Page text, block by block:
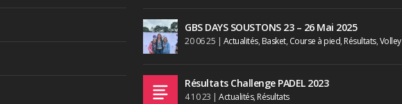
GBS DAYS SOUSTONS 23 – 26 Mai 2025
20 06 25 | Actualités, Basket, Course à pied, Résultats,Volley
Résultats Challenge PADEL 2023
4 10 23 |Actualités, Résultats